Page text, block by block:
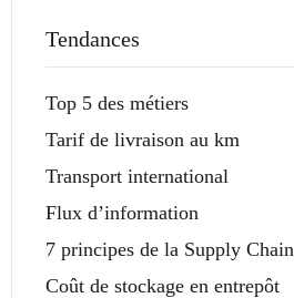
Tendances
Top 5 des métiers
Tarif de livraison au km
Transport international
Flux d’information
7 principes de la Supply Chain
Coût de stockage en entrepôt